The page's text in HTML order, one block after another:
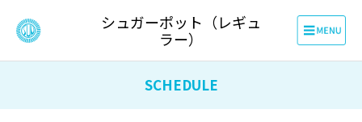
シュガーポット（レギュ
ラー）
SCHEDULE